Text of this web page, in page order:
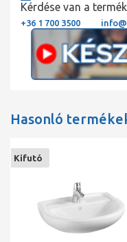
Kérdése van a
+36 1 700 3500
Hasonló
Kifutó